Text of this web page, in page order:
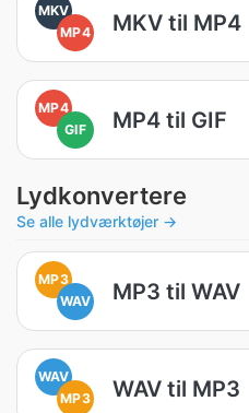
MKV
MP4
MKV til MP4
MP4
GIF
MP4 til GIF
Lydkonvertere
Se alle lydværktøjer →
MP3
WAV
MP3 til WAV
WAV
MP3
WAV til MP3